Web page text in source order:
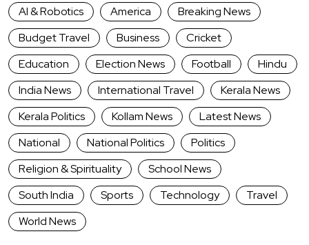
AI & Robotics America
Breaking News
Budget Travel
Business
Cricket
Education
Election News Football
Hindu
India News
International Travel
Kerala News
Kerala Politics
Kollam News
Latest News
National
National Politics
Politics
Religion & Spirituality
School News
South India
Sports Technology
Travel
World News